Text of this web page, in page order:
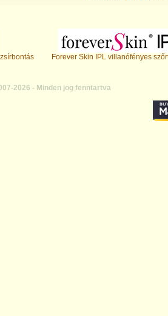
Forever Skin IPL villanófényes
2026 - Minden jog fenntartva